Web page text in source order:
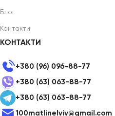
Блог
Контакти
КОНТАКТИ
+380 (96) 096-88-77
+380 (63) 063-88-77
+380 (63) 063-88-77
100matlinelviv@gmail.com